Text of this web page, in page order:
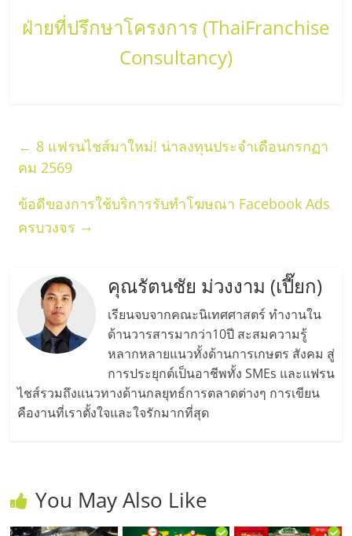
ฝ่ายที่ปรึกษาโครงการ (ThaiFranchise
Consultancy)
← 8 แฟรนไชส์มาใหม่! น่าลงทุนประจำเดือนกรกฏา
คม 2569
ข้อดีของการใช้บริการรับทำโฆษณา Facebook Ads
ครบวงจร →
คุณรัตนชัย ม่วงงาม (เปี๊ยก)
เรียนจบจากคณะนิเทศศาสตร์ ทำงานใน
ด้านวารสารมากว่า10ปี สะสมความรู้
หลากหลายแนวทั้งด้านการเกษตร สังคม สู่
การประยุกต์เป็นอาชีพทั้ง SMEs และแฟรน
ไชส์รวมถึงแนวทางด้านกลยุทธ์การตลาดต่างๆ การเขียน
คืองานที่เราตั้งใจและใจรักมากที่สุด
You May Also Like